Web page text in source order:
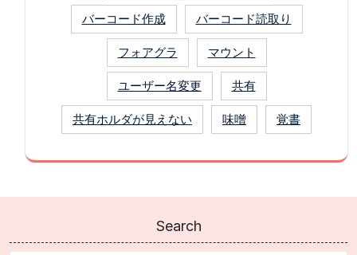
バーコード作成 バーコード読取り
フォアグラ マウント
ユーザー名変更 共有
共有ホルダが見えない 味噌 覚書
Search